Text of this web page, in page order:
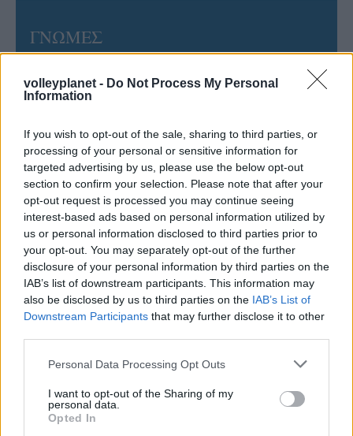
volleyplanet - Do Not Process My Personal
Information
If you wish to opt-out of the sale, sharing to third parties, or
processing of your personal or sensitive information for
targeted advertising by us, please use the below opt-out
section to confirm your selection. Please note that after your
opt-out request is processed you may continue seeing
interest-based ads based on personal information utilized by
us or personal information disclosed to third parties prior to
your opt-out. You may separately opt-out of the further
disclosure of your personal information by third parties on the
IAB’s list of downstream participants. This information may
also be disclosed by us to third parties on the IAB’s List of
Downstream Participants that may further disclose it to other
Please note that this website/app uses one or more Google
not limited to your visit or usage behaviour. You may click to
grant or deny consent to Google and its third-party tags to
use your data for below specified purposes in below Google
Personal Data Processing Opt Outs
I want to opt-out of the Sharing of my
personal data.
Opted In
ΓΝΩΜΕΣ
Από την Περούτζια του 2000
στο σήμερα: Tο τρίτο
ευρωπαϊκό ραντεβού του
Παναθηναϊκού με την
ιστορία
ΗΛΙΑΣ ΠΑΠΑΪΩΑΝΝΟΥ
Αναγνώριση και σεβασμός
οι σημαντικότερες νίκες του
Α.Ο. Θήρας